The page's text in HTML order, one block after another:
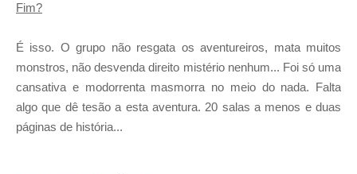
Fim?
É isso. O grupo não resgata os aventureiros, mata muitos
monstros, não desvenda direito mistério nenhum... Foi só uma
cansativa e modorrenta masmorra no meio do nada. Falta
algo que dê tesão a esta aventura. 20 salas a menos e duas
páginas de história...